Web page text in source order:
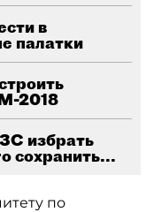
в
палатки
2018
избрать
сохранить...
по